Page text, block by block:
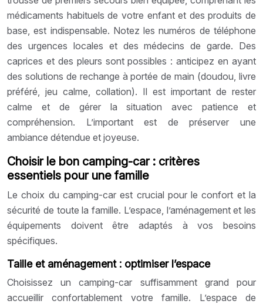
médicaments habituels de votre enfant et des produits de
base, est indispensable. Notez les numéros de téléphone
des urgences locales et des médecins de garde. Des
caprices et des pleurs sont possibles : anticipez en ayant
des solutions de rechange à portée de main (doudou, livre
préféré, jeu calme, collation). Il est important de rester
calme et de gérer la situation avec patience et
compréhension. L’important est de préserver une
ambiance détendue et joyeuse.
Choisir le bon camping-car : critères
essentiels pour une famille
Le choix du camping-car est crucial pour le confort et la
sécurité de toute la famille. L’espace, l’aménagement et les
équipements doivent être adaptés à vos besoins
spécifiques.
Taille et aménagement : optimiser l’espace
Choisissez un camping-car suffisamment grand pour
accueillir confortablement votre famille. L’espace de